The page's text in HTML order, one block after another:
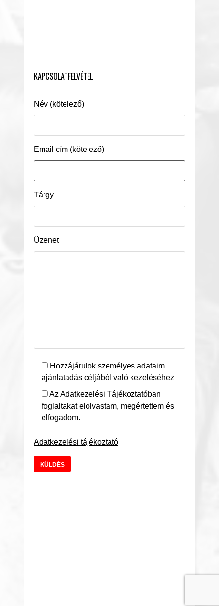
KAPCSOLATFELVÉTEL
Név (kötelező)
Email cím (kötelező)
Tárgy
Üzenet
Hozzájárulok személyes adataim
ajánlatadás céljából való kezeléséhez.
Az Adatkezelési Tájékoztatóban
foglaltakat elolvastam, megértettem és
elfogadom.
Adatkezelési tájékoztató